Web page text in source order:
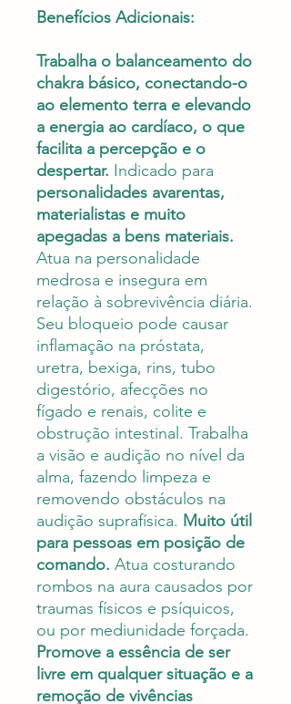
Benefícios Adicionais:
Trabalha o balanceamento do
chakra básico, conectando-o
ao elemento terra e elevando
a energia ao cardíaco, o que
facilita a percepção e o
despertar. Indicado para
personalidades avarentas,
materialistas e muito
apegadas a bens materiais.
Atua na personalidade
medrosa e insegura em
relação à sobrevivência diária.
Seu bloqueio pode causar
inflamação na próstata,
uretra, bexiga, rins, tubo
digestório, afecções no
fígado e renais, colite e
obstrução intestinal. Trabalha
a visão e audição no nível da
alma, fazendo limpeza e
removendo obstáculos na
audição suprafísica. Muito útil
para pessoas em posição de
comando. Atua costurando
rombos na aura causados por
traumas físicos e psíquicos,
ou por mediunidade forçada.
Promove a essência de ser
livre em qualquer situação e a
remoção de vivências